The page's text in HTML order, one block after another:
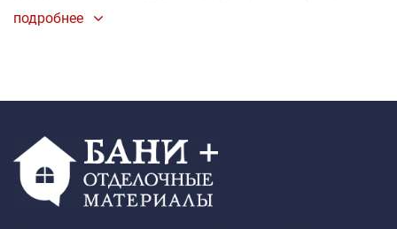
содержит в себе смол, имеет приятный запах. Вагонка из липы
создает ощущение простора и легкости. Липа с её светлой
него натуральный шарм.
подробнее